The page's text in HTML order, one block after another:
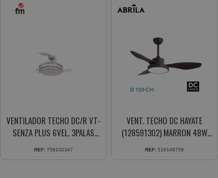
VENTILADOR TECHO DC/R VT-
SENZA PLUS 6VEL. 3PALAS
MOTOR DC PLATA 107CM.
M.DIST.
REF: 756102347
VENT. TECHO DC HAYATE
(128591302) MARRON 48W
3ASPAS
REF: 516148759